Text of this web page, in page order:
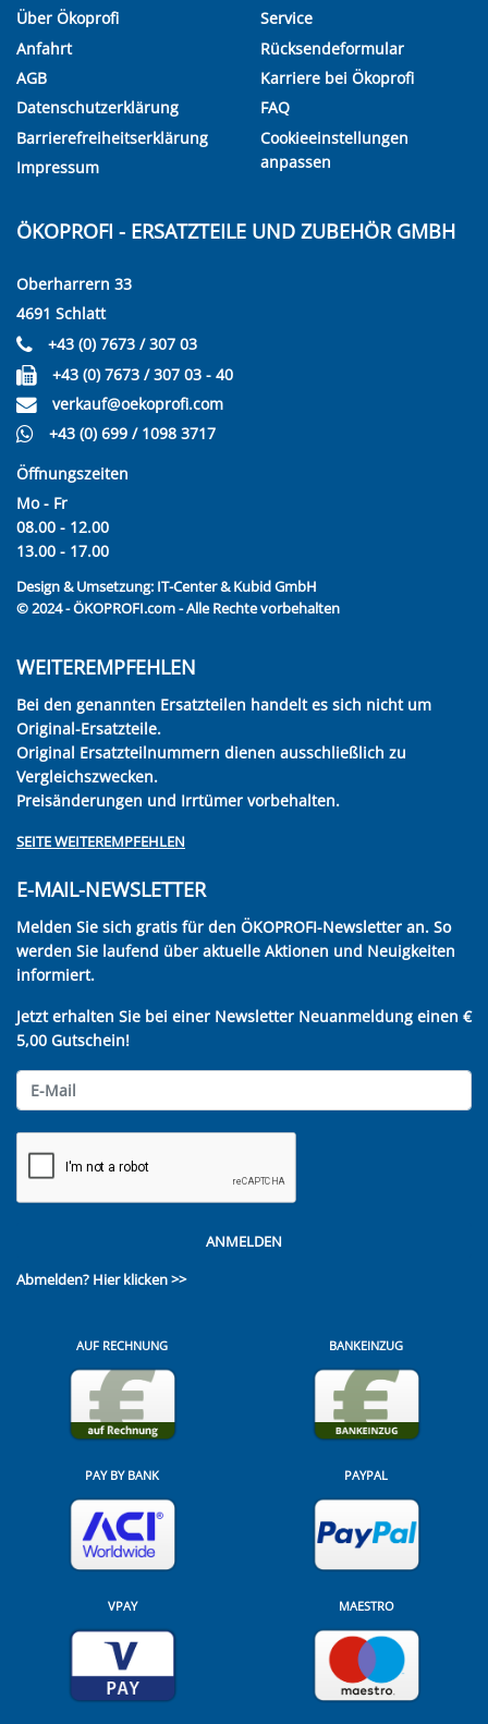
Über Ökoprofi
Anfahrt
AGB
Datenschutzerklärung
Barrierefreiheitserklärung
Impressum
Service
Rücksendeformular
Karriere bei Ökoprofi
FAQ
Cookieeinstellungen
anpassen
ÖKOPROFI - ERSATZTEILE UND ZUBEHÖR GMBH
Oberharrern 33
4691 Schlatt
+43 (0) 7673 / 307 03
+43 (0) 7673 / 307 03 - 40
verkauf@oekoprofi.com
+43 (0) 699 / 1098 3717
Öffnungszeiten
Mo - Fr
08.00 - 12.00
13.00 - 17.00
Design & Umsetzung: IT-Center & Kubid GmbH
© 2024 - ÖKOPROFI.com - Alle Rechte vorbehalten
WEITEREMPFEHLEN
Bei den genannten Ersatzteilen handelt es sich nicht um
Original-Ersatzteile.
Original Ersatzteilnummern dienen ausschließlich zu
Vergleichszwecken.
Preisänderungen und Irrtümer vorbehalten.
SEITE WEITEREMPFEHLEN
E-MAIL-NEWSLETTER
Melden Sie sich gratis für den ÖKOPROFI-Newsletter an. So
werden Sie laufend über aktuelle Aktionen und Neuigkeiten
informiert.
Jetzt erhalten Sie bei einer Newsletter Neuanmeldung einen €
5,00 Gutschein!
ANMELDEN
Abmelden? Hier klicken >>
AUF RECHNUNG BANKEINZUG
PAY BY BANK PAYPAL
VPAY MAESTRO